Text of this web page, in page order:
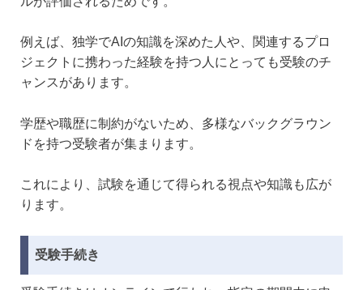
例えば、独学でAIの知識を深めた人や、関連するプロ
ジェクトに携わった経験を持つ人にとっても受験のチ
ャンスがあります。
学歴や職歴に制約がないため、多様なバックグラウン
ドを持つ受験者が集まります。
これにより、試験を通じて得られる視点や知識も広が
ります。
受験手続き